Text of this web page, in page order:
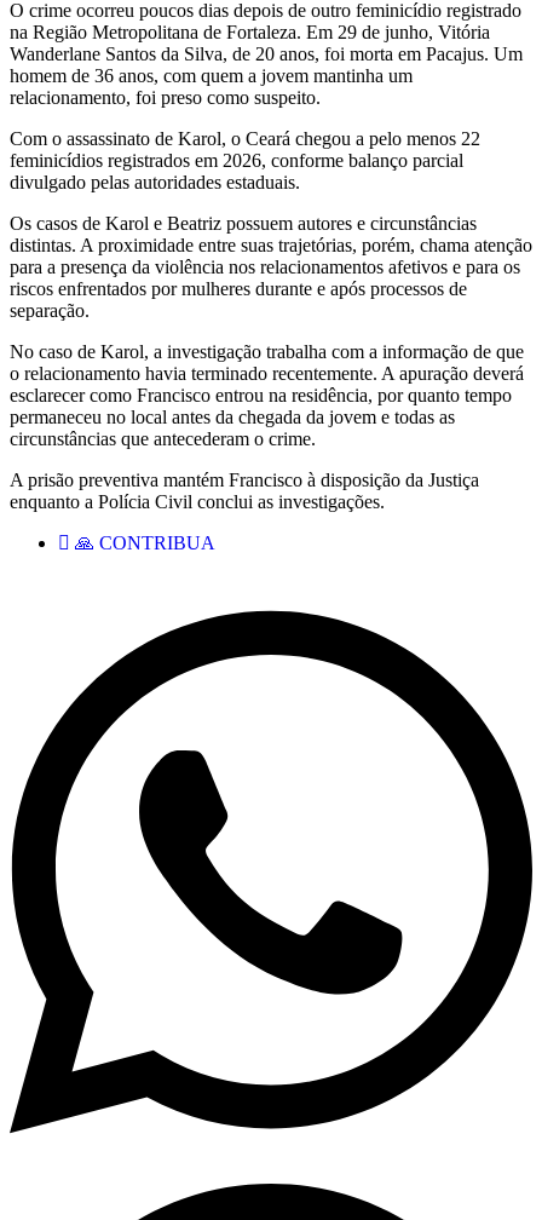
O crime ocorreu poucos dias depois de outro feminicídio registrado
na Região Metropolitana de Fortaleza. Em 29 de junho, Vitória
Wanderlane Santos da Silva, de 20 anos, foi morta em Pacajus. Um
homem de 36 anos, com quem a jovem mantinha um
relacionamento, foi preso como suspeito.
Com o assassinato de Karol, o Ceará chegou a pelo menos 22
feminicídios registrados em 2026, conforme balanço parcial
divulgado pelas autoridades estaduais.
Os casos de Karol e Beatriz possuem autores e circunstâncias
distintas. A proximidade entre suas trajetórias, porém, chama atenção
para a presença da violência nos relacionamentos afetivos e para os
riscos enfrentados por mulheres durante e após processos de
separação.
No caso de Karol, a investigação trabalha com a informação de que
o relacionamento havia terminado recentemente. A apuração deverá
esclarecer como Francisco entrou na residência, por quanto tempo
permaneceu no local antes da chegada da jovem e todas as
circunstâncias que antecederam o crime.
A prisão preventiva mantém Francisco à disposição da Justiça
enquanto a Polícia Civil conclui as investigações.
🙏 CONTRIBUA